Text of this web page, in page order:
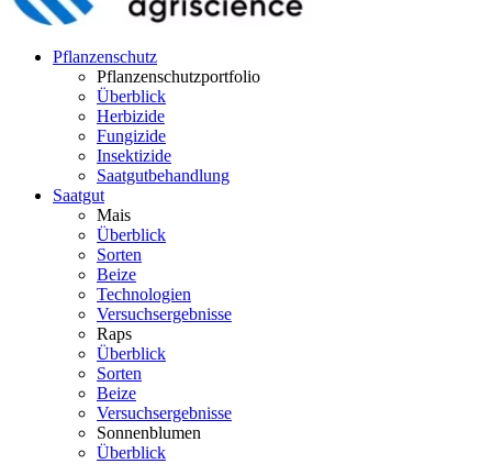
Pflanzenschutz
Pflanzenschutzportfolio
Überblick
Herbizide
Fungizide
Insektizide
Saatgutbehandlung
Saatgut
Mais
Überblick
Sorten
Beize
Technologien
Versuchsergebnisse
Raps
Überblick
Sorten
Beize
Versuchsergebnisse
Sonnenblumen
Überblick